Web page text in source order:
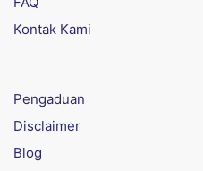
Kontak Kami
Pengaduan
Disclaimer
Blog